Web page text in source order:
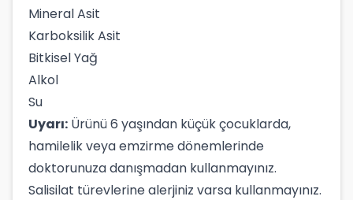
Mineral Asit
Karboksilik Asit
Bitkisel Yağ
Alkol
Su
Uyarı: Ürünü 6 yaşından küçük çocuklarda,
hamilelik veya emzirme dönemlerinde
doktorunuza danışmadan kullanmayınız.
Salisilat türevlerine alerjiniz varsa kullanmayınız.